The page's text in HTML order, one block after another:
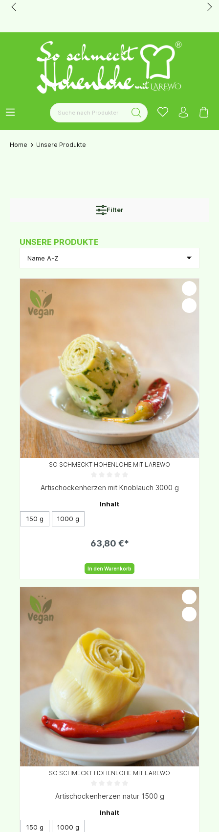
Home Unsere Produkte
Filter
UNSERE PRODUKTE
SO SCHMECKT HOHENLOHE MIT LAREWO
Artischockenherzen mit Knoblauch 3000 g
Inhalt
150 g
1000 g
63,80 €*
In den Warenkorb
SO SCHMECKT HOHENLOHE MIT LAREWO
Artischockenherzen natur 1500 g
Inhalt
150 g
1000 g